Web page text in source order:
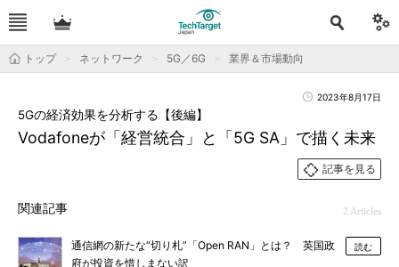
トップ ネットワーク 5G／6G 業界＆市場動向
2023年8月17日
Vodafoneが「経営統合」と「5G SA」で描く未来
5Gの経済効果を分析する【後編】
記事を見る
関連記事 2 Articles
通信網の新たな“切り札”「Open RAN」とは？ 英国政
府が投資を惜しまない訳
読む